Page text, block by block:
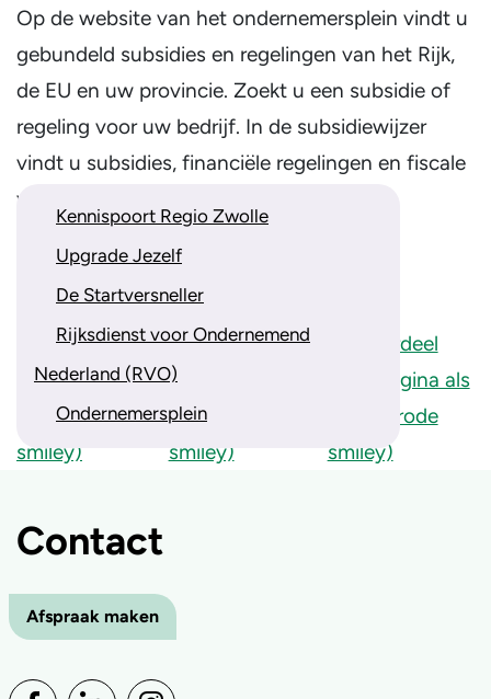
Op de website van het ondernemersplein vindt u
gebundeld subsidies en regelingen van het Rijk,
de EU en uw provincie. Zoekt u een subsidie of
regeling voor uw bedrijf. In de subsidiewijzer
vindt u subsidies, financiële regelingen en fiscale
voordelen. Meer informatie vindt u op:
Ondernemersplein.kvk.nl
Wat vindt u van onze website?
Kennispoort Regio Zwolle
Upgrade Jezelf
De Startversneller
Rijksdienst voor Ondernemend
Nederland (RVO)
Ondernemersplein
Contact
Afspraak maken